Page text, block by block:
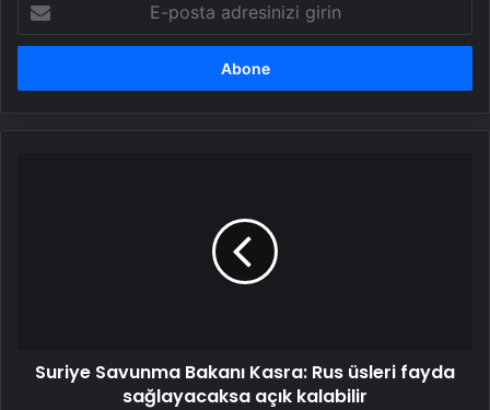
posta
adresinizi
kalabilir
Suriye Savunma Bakanı Kasra: Rus üsleri fayda
sağlayacaksa açık kalabilir